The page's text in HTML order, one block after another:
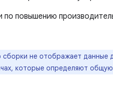
по повышению
сборки не отображает данные
которые определяют